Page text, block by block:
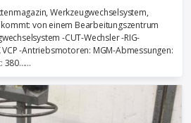
Werkzeugwechselsystem,
von einem Bearbeitungszentrum
-CUT-Wechsler -RIG-
VCP -Antriebsmotoren: MGM-Abmessungen:
380......